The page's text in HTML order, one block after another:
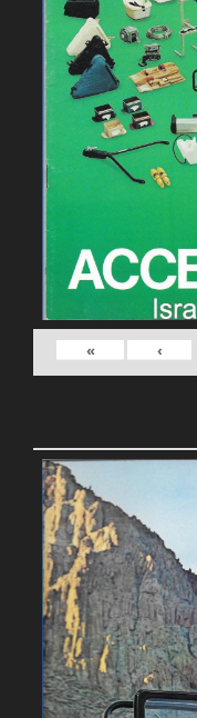
›
»